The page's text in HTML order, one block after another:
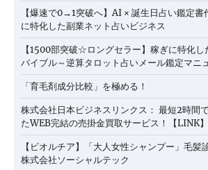
【爆速で0→1突破へ】AI × 誕生日占い鑑定書
に特化した副業ネット占いビジネス
【1500部突破☆ロングセラー】稼ぎに特化
バイブル～逆算タロット占いメール鑑定マニ
「育毛剤成分比較」を極める！
株式会社日本ビジネスリンクス： 最短2時間
たWEB完結の売掛金買取サービス！【LINK】
【ビオルチア】「大人女性シャンプー」毛髪
株式会社ソーシャルテック